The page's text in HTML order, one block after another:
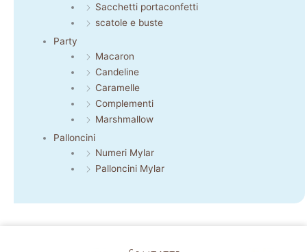
Sacchetti portaconfetti
scatole e buste
Party
Macaron
Candeline
Caramelle
Complementi
Marshmallow
Palloncini
Numeri Mylar
Palloncini Mylar